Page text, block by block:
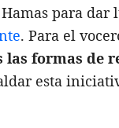
para dar
. Para el
formas de
esta